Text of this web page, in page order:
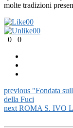
molte tradizioni
00
00
0
0
previous "Fondata
della Fuci
next ROMA S. IVO